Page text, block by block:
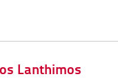
Lanthimos